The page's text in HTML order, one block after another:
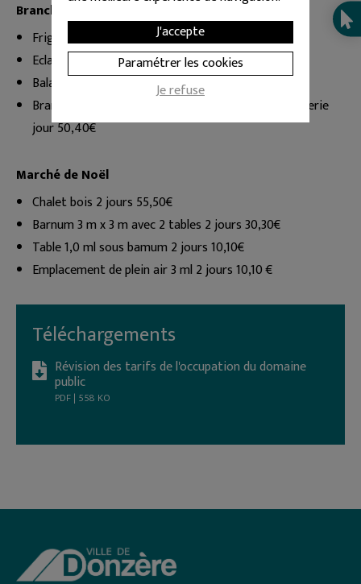
Branchement électrique
Frigo unité/ an 30,30€
Eclairage unité/ an 10,10€
Balance unité/ an 10,10€
Branchement coffret électrique parc de la chocolaterie
jour 50,40€
Marché de Noël
Chalet bois 2 jours 55,50€
Barnum 3 m x 3 m avec 2 tables 2 jours 30,30€
Table 1,0 ml sous bamum 2 jours 10,10€
Emplacement de plein air 3 ml 2 jours 10,10 €
Téléchargements
Révision des tarifs de l'occupation du domaine
public
PDF | 558 KO
J'accepte
Paramétrer les cookies
Je refuse